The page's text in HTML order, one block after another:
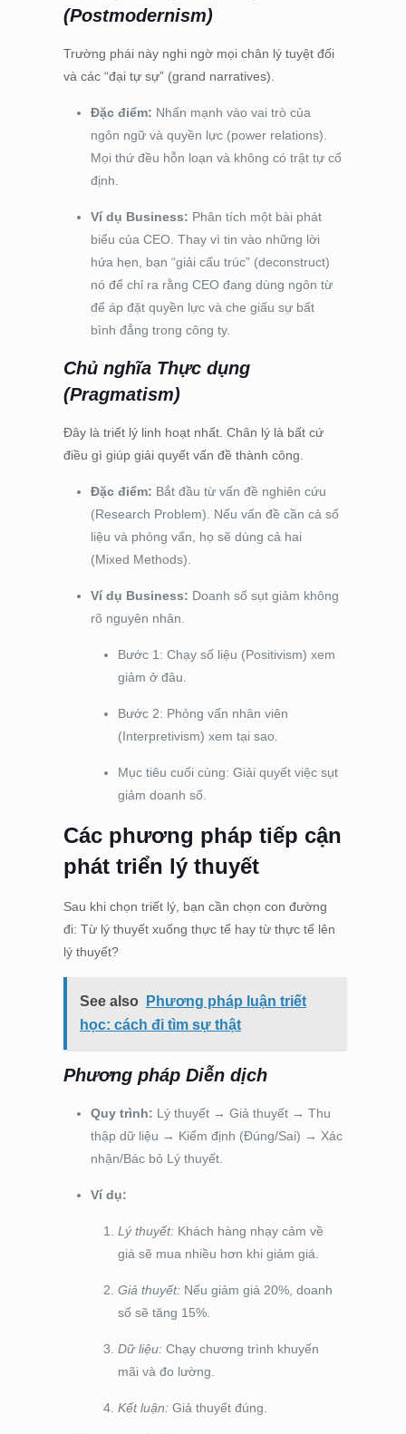
(Postmodernism)
Trường phái này nghi ngờ mọi chân lý tuyệt đối
và các “đại tự sự” (grand narratives).
Đặc điểm: Nhấn mạnh vào vai trò của
ngôn ngữ và quyền lực (power relations).
Mọi thứ đều hỗn loạn và không có trật tự cố
định.
Ví dụ Business: Phân tích một bài phát
biểu của CEO. Thay vì tin vào những lời
hứa hẹn, bạn “giải cấu trúc” (deconstruct)
nó để chỉ ra rằng CEO đang dùng ngôn từ
để áp đặt quyền lực và che giấu sự bất
bình đẳng trong công ty.
Chủ nghĩa Thực dụng
(Pragmatism)
Đây là triết lý linh hoạt nhất. Chân lý là bất cứ
điều gì giúp giải quyết vấn đề thành công.
Đặc điểm: Bắt đầu từ vấn đề nghiên cứu
(Research Problem). Nếu vấn đề cần cả số
liệu và phỏng vấn, họ sẽ dùng cả hai
(Mixed Methods).
Ví dụ Business: Doanh số sụt giảm không
rõ nguyên nhân.
Bước 1: Chạy số liệu (Positivism) xem
giảm ở đâu.
Bước 2: Phỏng vấn nhân viên
(Interpretivism) xem tại sao.
Mục tiêu cuối cùng: Giải quyết việc sụt
giảm doanh số.
Các phương pháp tiếp cận
phát triển lý thuyết
Sau khi chọn triết lý, bạn cần chọn con đường
đi: Từ lý thuyết xuống thực tế hay từ thực tế lên
lý thuyết?
See also
Phương pháp luận triết
học: cách đi tìm sự thật
Phương pháp Diễn dịch
Quy trình: Lý thuyết → Giả thuyết → Thu
thập dữ liệu → Kiểm định (Đúng/Sai) → Xác
nhận/Bác bỏ Lý thuyết.
Ví dụ:
Lý thuyết:Khách hàng nhạy cảm về
giá sẽ mua nhiều hơn khi giảm giá.
Giả thuyết:Nếu giảm giá 20%, doanh
số sẽ tăng 15%.
Dữ liệu:Chạy chương trình khuyến
mãi và đo lường.
Kết luận:Giả thuyết đúng.